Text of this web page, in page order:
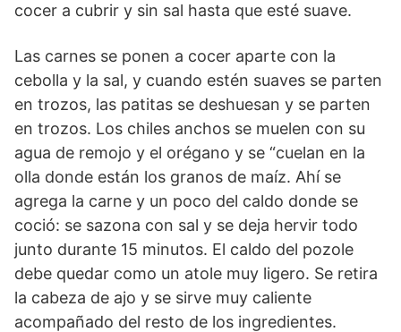
cocer a cubrir y sin sal hasta que esté suave.
Las carnes se ponen a cocer aparte con la
cebolla y la sal, y cuando estén suaves se parten
en trozos, las patitas se deshuesan y se parten
en trozos. Los chiles anchos se muelen con su
agua de remojo y el orégano y se “cuelan en la
olla donde están los granos de maíz. Ahí se
agrega la carne y un poco del caldo donde se
coció: se sazona con sal y se deja hervir todo
junto durante 15 minutos. El caldo del pozole
debe quedar como un atole muy ligero. Se retira
la cabeza de ajo y se sirve muy caliente
acompañado del resto de los ingredientes.